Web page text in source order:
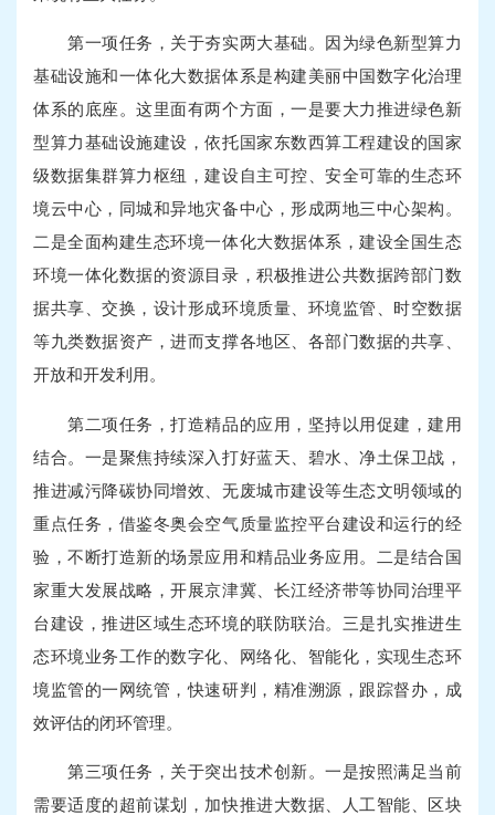
第一项任务，关于夯实两大基础。因为绿色新型算力
基础设施和一体化大数据体系是构建美丽中国数字化治理
体系的底座。这里面有两个方面，一是要大力推进绿色新
型算力基础设施建设，依托国家东数西算工程建设的国家
级数据集群算力枢纽，建设自主可控、安全可靠的生态环
境云中心，同城和异地灾备中心，形成两地三中心架构。
二是全面构建生态环境一体化大数据体系，建设全国生态
环境一体化数据的资源目录，积极推进公共数据跨部门数
据共享、交换，设计形成环境质量、环境监管、时空数据
等九类数据资产，进而支撑各地区、各部门数据的共享、
开放和开发利用。
第二项任务，打造精品的应用，坚持以用促建，建用
结合。一是聚焦持续深入打好蓝天、碧水、净土保卫战，
推进减污降碳协同增效、无废城市建设等生态文明领域的
重点任务，借鉴冬奥会空气质量监控平台建设和运行的经
验，不断打造新的场景应用和精品业务应用。二是结合国
家重大发展战略，开展京津冀、长江经济带等协同治理平
台建设，推进区域生态环境的联防联治。三是扎实推进生
态环境业务工作的数字化、网络化、智能化，实现生态环
境监管的一网统管，快速研判，精准溯源，跟踪督办，成
效评估的闭环管理。
第三项任务，关于突出技术创新。一是按照满足当前
需要适度的超前谋划，加快推进大数据、人工智能、区块